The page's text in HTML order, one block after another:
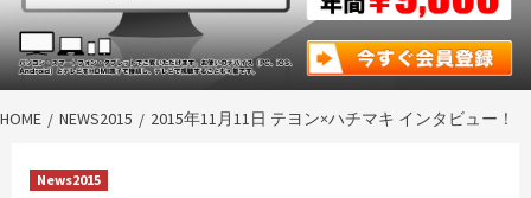
HOME NEWS2015 2015年11月11日 テヨン×ハチマキ インタビュー！
News2015